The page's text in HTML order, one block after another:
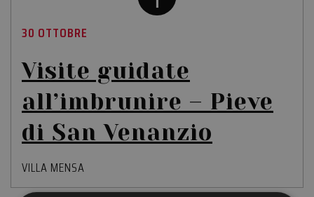
30 OTTOBRE
Visite guidate
all’imbrunire – Pieve
di San Venanzio
VILLA MENSA